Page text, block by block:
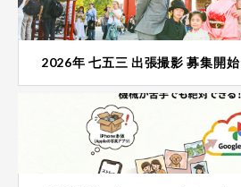
2026年 七五三 出張撮影 募集開始